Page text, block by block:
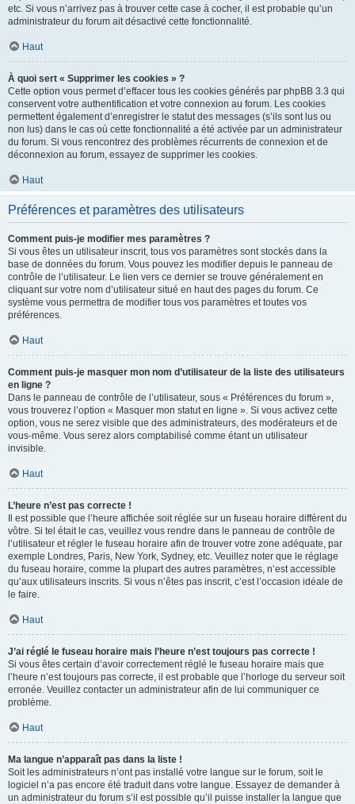
etc. Si vous n’arrivez pas à trouver cette case à cocher, il est probable qu’un
administrateur du forum ait désactivé cette fonctionnalité.
Haut
À quoi sert « Supprimer les cookies » ?
Cette option vous permet d’effacer tous les cookies générés par phpBB 3.3 qui
conservent votre authentification et votre connexion au forum. Les cookies
permettent également d’enregistrer le statut des messages (s’ils sont lus ou
non lus) dans le cas où cette fonctionnalité a été activée par un administrateur
du forum. Si vous rencontrez des problèmes récurrents de connexion et de
déconnexion au forum, essayez de supprimer les cookies.
Haut
Préférences et paramètres des utilisateurs
Comment puis-je modifier mes paramètres ?
Si vous êtes un utilisateur inscrit, tous vos paramètres sont stockés dans la
base de données du forum. Vous pouvez les modifier depuis le panneau de
contrôle de l’utilisateur. Le lien vers ce dernier se trouve généralement en
cliquant sur votre nom d’utilisateur situé en haut des pages du forum. Ce
système vous permettra de modifier tous vos paramètres et toutes vos
préférences.
Haut
Comment puis-je masquer mon nom d’utilisateur de la liste des utilisateurs
en ligne ?
Dans le panneau de contrôle de l’utilisateur, sous « Préférences du forum »,
vous trouverez l’option « Masquer mon statut en ligne ». Si vous activez cette
option, vous ne serez visible que des administrateurs, des modérateurs et de
vous-même. Vous serez alors comptabilisé comme étant un utilisateur
invisible.
Haut
L’heure n’est pas correcte !
Il est possible que l’heure affichée soit réglée sur un fuseau horaire différent du
vôtre. Si tel était le cas, veuillez vous rendre dans le panneau de contrôle de
l’utilisateur et régler le fuseau horaire afin de trouver votre zone adéquate, par
exemple Londres, Paris, New York, Sydney, etc. Veuillez noter que le réglage
du fuseau horaire, comme la plupart des autres paramètres, n’est accessible
qu’aux utilisateurs inscrits. Si vous n’êtes pas inscrit, c’est l’occasion idéale de
le faire.
Haut
J’ai réglé le fuseau horaire mais l’heure n’est toujours pas correcte !
Si vous êtes certain d’avoir correctement réglé le fuseau horaire mais que
l’heure n’est toujours pas correcte, il est probable que l’horloge du serveur soit
erronée. Veuillez contacter un administrateur afin de lui communiquer ce
problème.
Haut
Ma langue n’apparaît pas dans la liste !
Soit les administrateurs n’ont pas installé votre langue sur le forum, soit le
logiciel n’a pas encore été traduit dans votre langue. Essayez de demander à
un administrateur du forum s’il est possible qu’il puisse installer la langue que